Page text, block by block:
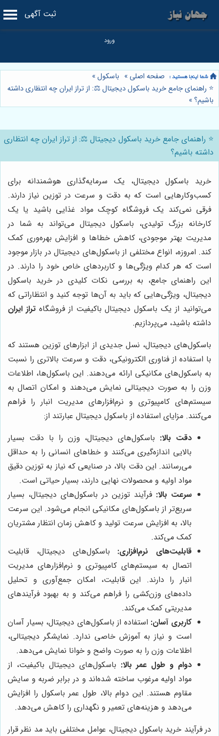
ثبت آگهی
صفحه اصلی » باسکول»
⭐️ راهنمای جامع خرید باسکول دیجیتال ⚖️: از تراز ایران چه انتظاری داشته
باشیم؟»
⭐️ راهنمای جامع خرید باسکول دیجیتال ⚖️: از تراز ایران چه انتظاری
داشته باشیم؟
خرید باسکول دیجیتال، یک سرمایه‌گذاری هوشمندانه برای
کسب‌وکارهایی است که به دقت و سرعت در توزین نیاز دارند.
فرقی نمی‌کند یک فروشگاه کوچک مواد غذایی باشید یا یک
کارخانه بزرگ تولیدی، باسکول دیجیتال می‌تواند به شما در
مدیریت بهتر موجودی، کاهش خطاها و افزایش بهره‌وری کمک
کند. امروزه، انواع مختلفی از باسکول‌های دیجیتال در بازار موجود
است که هر کدام ویژگی‌ها و کاربردهای خاص خود را دارند. در
این راهنمای جامع، به بررسی نکات کلیدی در خرید باسکول
دیجیتال، ویژگی‌هایی که باید به آن‌ها توجه کنید و انتظاراتی که
می‌توانید از یک باسکول دیجیتال باکیفیت از فروشگاهتراز ایران
داشته باشید، می‌پردازیم.
باسکول‌های دیجیتال، نسل جدیدی از ابزارهای توزین هستند که
با استفاده از فناوری الکترونیکی، دقت و سرعت بالاتری را نسبت
به باسکول‌های مکانیکی ارائه می‌دهند. این باسکول‌ها، اطلاعات
وزن را به صورت دیجیتالی نمایش می‌دهند و امکان اتصال به
سیستم‌های کامپیوتری و نرم‌افزارهای مدیریت انبار را فراهم
می‌کنند. مزایای استفاده از باسکول دیجیتال عبارتند از:
دقت بالا: باسکول‌های دیجیتال، وزن را با دقت بسیار
بالایی اندازه‌گیری می‌کنند و خطاهای انسانی را به حداقل
می‌رسانند. این دقت بالا، در صنایعی که نیاز به توزین دقیق
مواد اولیه و محصولات نهایی دارند، بسیار حیاتی است.
سرعت بالا: فرآیند توزین در باسکول‌های دیجیتال، بسیار
سریع‌تر از باسکول‌های مکانیکی انجام می‌شود. این سرعت
بالا، به افزایش سرعت تولید و کاهش زمان انتظار مشتریان
کمک می‌کند.
قابلیت‌های نرم‌افزاری: باسکول‌های دیجیتال، قابلیت
اتصال به سیستم‌های کامپیوتری و نرم‌افزارهای مدیریت
انبار را دارند. این قابلیت، امکان جمع‌آوری و تحلیل
داده‌های وزن‌کشی را فراهم می‌کند و به بهبود فرآیندهای
مدیریتی کمک می‌کند.
کاربری آسان: استفاده از باسکول‌های دیجیتال، بسیار آسان
است و نیاز به آموزش خاصی ندارد. نمایشگر دیجیتالی،
اطلاعات وزن را به صورت واضح و خوانا نمایش می‌دهد.
دوام و طول عمر بالا: باسکول‌های دیجیتال باکیفیت، از
مواد اولیه مرغوب ساخته شده‌اند و در برابر ضربه و سایش
مقاوم هستند. این دوام بالا، طول عمر باسکول را افزایش
می‌دهد و هزینه‌های تعمیر و نگهداری را کاهش می‌دهد.
در فرآیند خرید باسکول دیجیتال، عوامل مختلفی باید مد نظر قرار